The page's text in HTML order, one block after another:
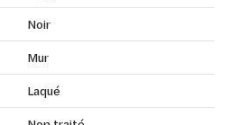
Noir
Mur
Laqué